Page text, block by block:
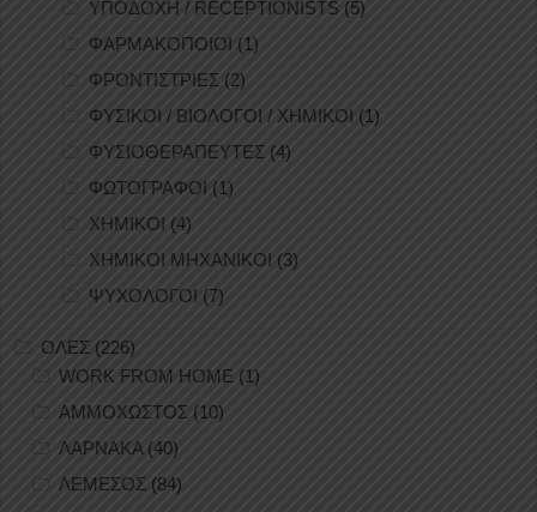
ΥΠΟΔΟΧΗ / RECEPTIONISTS (5)
ΦΑΡΜΑΚΟΠΟΙΟΙ (1)
ΦΡΟΝΤΙΣΤΡΙΕΣ (2)
ΦΥΣΙΚΟΙ / ΒΙΟΛΟΓΟΙ / ΧΗΜΙΚΟΙ (1)
ΦΥΣΙΟΘΕΡΑΠΕΥΤΕΣ (4)
ΦΩΤΟΓΡΑΦΟΙ (1)
ΧΗΜΙΚΟΙ (4)
ΧΗΜΙΚΟΙ ΜΗΧΑΝΙΚΟΙ (3)
ΨΥΧΟΛΟΓΟΙ (7)
ΟΛΕΣ (226)
WORK FROM HOME (1)
ΑΜΜΟΧΩΣΤΟΣ (10)
ΛΑΡΝΑΚΑ(40)
ΛΕΜΕΣΟΣ (84)